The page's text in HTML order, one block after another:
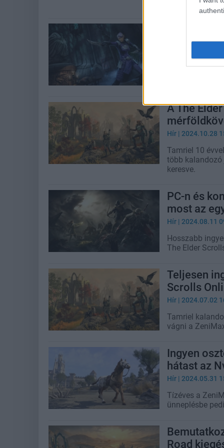
még így is
védte a
A The
Hír | 2024.10.28
Tamriel 10
több kalandozó
keresve.
PC-n és
most az
Hír | 2024.08.11
Hosszabb
The Elder
Teljesen
Scrolls
Hír | 2024.07.02
Tamriel
vágni a
Ingyen
hátast az
Hír | 2024.05.31
Tízéves a
ünneplésbe
Road